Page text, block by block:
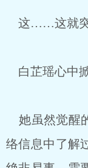
这……这就突
白芷瑶心中
她虽然觉醒
络信息中了解